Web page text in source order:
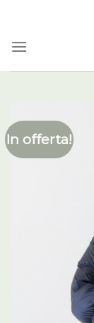
contenuti
In offerta!